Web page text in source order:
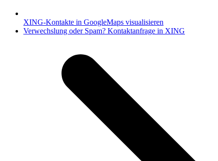
XING-Kontakte in GoogleMaps visualisieren
Nächster
Verwechslung oder Spam? Kontaktanfrage in XING